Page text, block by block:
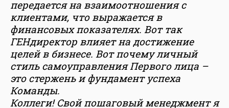
передается на взаимоотношения с
клиентами, что выражается в
финансовых показателях. Вот так
ГЕНдиректор влияет на достижение
целей в бизнесе. Вот почему личный
стиль самоуправления Первого лица –
это стержень и фундамент успеха
Команды.
Коллеги! Свой пошаговый менеджмент я